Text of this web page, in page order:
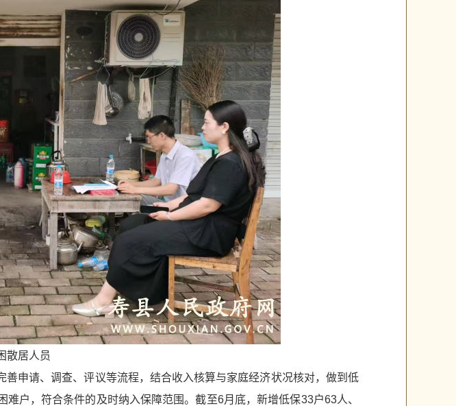
散居人员
申请、调查、评议等流程，结合收入核算与家庭经济状况核对，做到低
户，符合条件的及时纳入保障范围。截至6月底，新增低保33户63人、